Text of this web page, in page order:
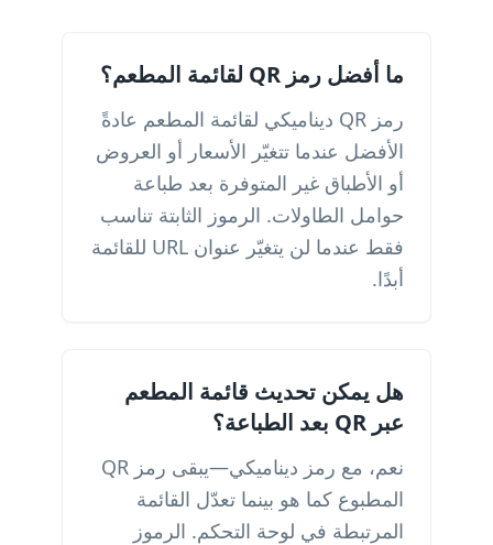
ما أفضل رمز QR لقائمة المطعم؟
رمز QR ديناميكي لقائمة المطعم عادةً
الأفضل عندما تتغيّر الأسعار أو العروض
أو الأطباق غير المتوفرة بعد طباعة
حوامل الطاولات. الرموز الثابتة تناسب
فقط عندما لن يتغيّر عنوان URL للقائمة
أبدًا.
هل يمكن تحديث قائمة المطعم
عبر QR بعد الطباعة؟
نعم، مع رمز ديناميكي—يبقى رمز QR
المطبوع كما هو بينما تعدّل القائمة
المرتبطة في لوحة التحكم. الرموز